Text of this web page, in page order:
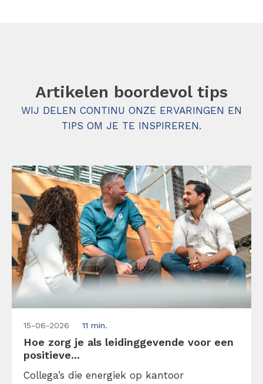
Artikelen boordevol tips
WIJ DELEN CONTINU ONZE ERVARINGEN EN
TIPS OM JE TE INSPIREREN.
15-06-2026 11 min.
Hoe zorg je als leidinggevende voor een
positieve...
Collega’s die energiek op kantoor